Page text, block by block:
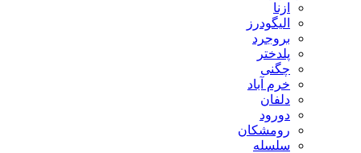
ازنا
الیگودرز
بروجرد
پلدختر
چگنی
خرم آباد
دلفان
دورود
رومشکان
سلسله